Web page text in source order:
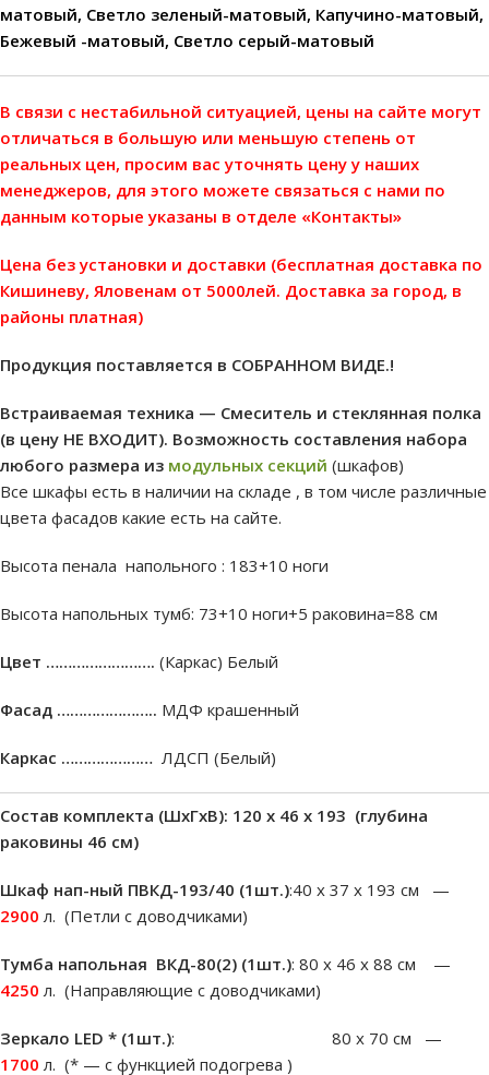
матовый, Светло зеленый-матовый, Капучино-матовый,
Бежевый -матовый, Светло серый-матовый
В связи с нестабильной ситуацией, цены на сайте могут
отличаться в большую или меньшую степень от
реальных цен, просим вас уточнять цену у наших
менеджеров, для этого можете связаться с нами по
данным которые указаны в отделе «Контакты»
Цена без установки и доставки (бесплатная доставка по
Кишиневу, Яловенам от 5000лей. Доставка за город, в
районы платная)
Продукция поставляется в СОБРАННОМ ВИДЕ.!
Встраиваемая техника — Смеситель и стеклянная полка
(в цену НЕ ВХОДИТ). Возможность составления набора
любого размера из модульных секций (шкафов)
Все шкафы есть в наличии на складе , в том числе различные
цвета фасадов какие есть на сайте.
Высота пенала напольного : 183+10 ноги
Высота напольных тумб: 73+10 ноги+5 раковина=88 см
Цвет ……………………. (Каркас) Белый
Фасад ………………….. МДФ крашенный
Каркас ………………… ЛДСП (Белый)
Состав комплекта (ШxГxВ): 120 х 46 х 193 (глубина
раковины 46 см)
Шкаф нап-ный ПВКД-193/40 (1шт.):40 х 37 х 193 см —
2900 л. (Петли с доводчиками)
Тумба напольная ВКД-80(2) (1шт.): 80 х 46 х 88 см —
4250 л. (Направляющие с доводчиками)
Зеркало LED * (1шт.): 80 х 70 см —
1700 л. (* — с функцией подогрева )